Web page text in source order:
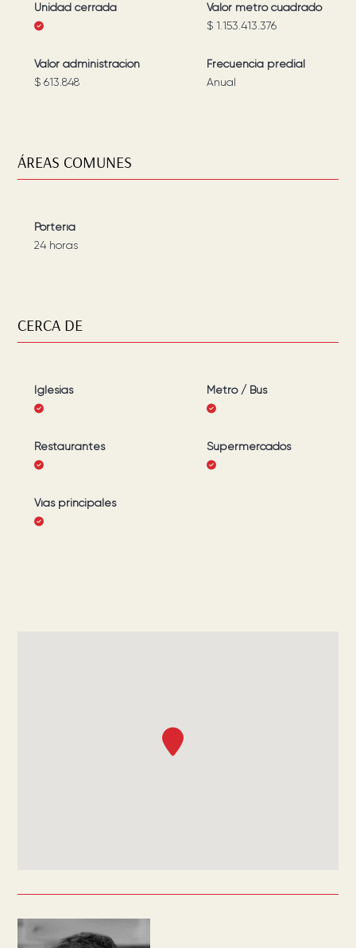
Unidad cerrada
Valor metro cuadrado
$ 1.153.413.376
Valor administración
$ 613.848
Frecuencia predial
Anual
ÁREAS COMUNES
Portería
24 horas
CERCA DE
Iglesias Metro / Bus
Restaurantes Supermercados
Vías principales